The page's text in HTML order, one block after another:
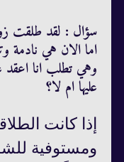
سؤال : لقد طلقت
اما الان هي نادمة
وهي تطلب انا اعقد
عليها ام لا؟
إذا كانت
ومستوفية